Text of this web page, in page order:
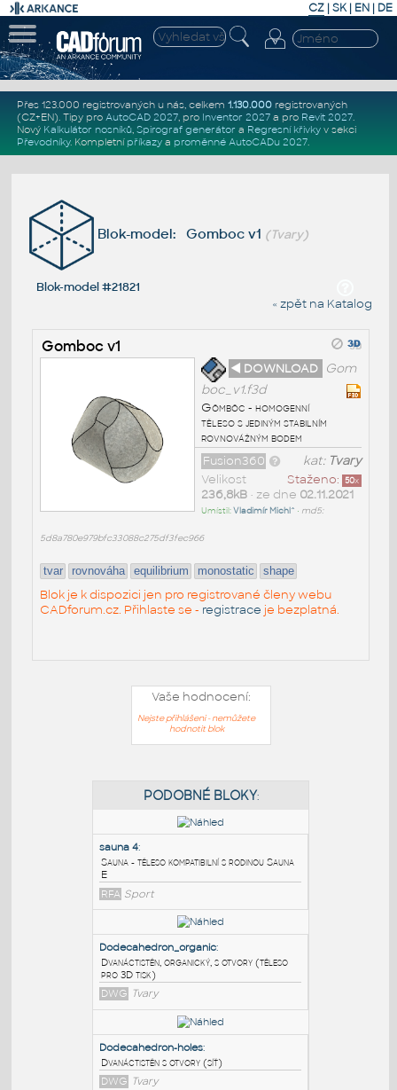
CZ | SK| EN | DE
Přes 123.000 registrovaných u nás, celkem 1.130.000registrovaných
(CZ+EN). Tipy pro AutoCAD 2027, pro Inventor 2027a pro Revit 2027.
Nový Kalkulátor nosníků, Spirograf generátor a Regresní křivkyv sekci
Převodníky. Kompletní příkazya proměnné AutoCADu 2027.
Blok-model: Gomboc v1 (Tvary)
Blok-model #21821
« zpět na Katalog
Gomboc v1
◄ DOWNLOAD
Gom
boc_v1.f3d
Gömböc - homogenní
těleso s jediným stabilním
rovnovážným bodem
kat: Tvary
Fusion360
Staženo: 50x
Velikost
236,8kB• ze dne 02.11.2021
Umístil:Vladimír Michl^ • md5:
5d8a780e979bfc33088c275df3fec966
tvar rovnováha equilibrium monostatic shape
Blok je k dispozici jen pro registrované členy webu
CADforum.cz. Přihlaste se - registrace je bezplatná.
Vaše hodnocení:
Nejste přihlášeni - nemůžete
hodnotit blok
PODOBNÉ BLOKY:
sauna 4
Sauna - těleso kompatibilní s rodinou Sauna
RFA Sport